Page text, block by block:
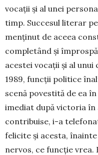
vocații și al unei
timp. Succesul literar
menținut de aceea
completând și
acestei vocații și al
1989, funcții politice
scenă povestită de ea
imediat după victoria în
contribuise, i-a
felicite și aces­ta,
nervos, ce func­ție vrea.